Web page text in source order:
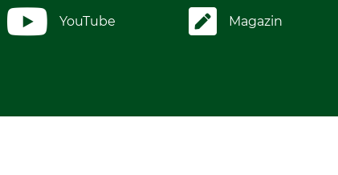
YouTube Magazin